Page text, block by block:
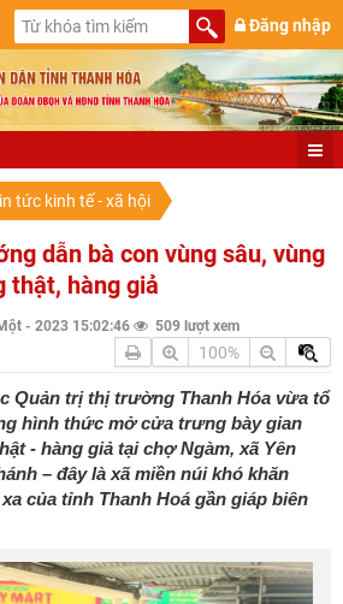
Đăng nhập
tức kinh tế - xã hội
dẫn bà con vùng sâu, vùng
thật, hàng giả
- 2023 15:02:46 509 lượt xem
100%
Quản trị thị trường Thanh Hóa vừa tổ
hình thức mở cửa trưng bày gian
- hàng giả tại chợ Ngàm, xã Yên
– đây là xã miền núi khó khăn
của tỉnh Thanh Hoá gần giáp biên